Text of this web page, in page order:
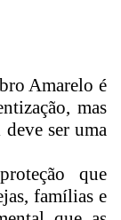
Amarelo é
mas
ser uma
que
famílias e